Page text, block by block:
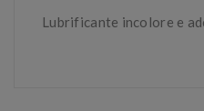
Lubrificante incolore e